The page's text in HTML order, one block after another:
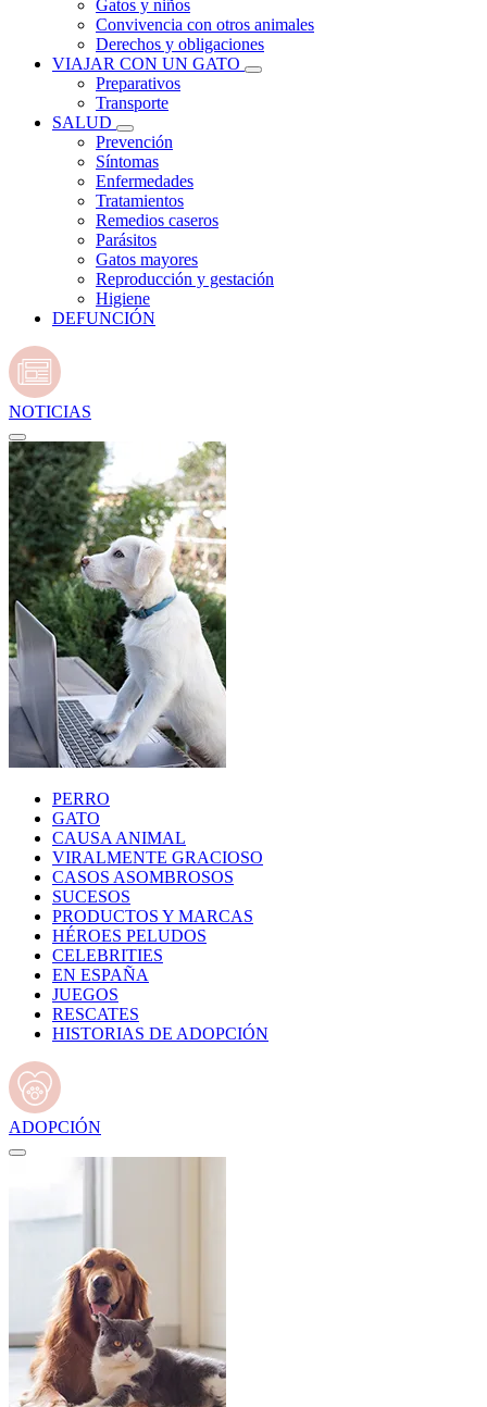
Gatos y niños
Convivencia con otros animales
Derechos y obligaciones
VIAJAR CON UN GATO
Preparativos
Transporte
SALUD
Prevención
Síntomas
Enfermedades
Tratamientos
Remedios caseros
Parásitos
Gatos mayores
Reproducción y gestación
Higiene
DEFUNCIÓN
NOTICIAS
PERRO
GATO
CAUSA ANIMAL
VIRALMENTE GRACIOSO
CASOS ASOMBROSOS
SUCESOS
PRODUCTOS Y MARCAS
HÉROES PELUDOS
CELEBRITIES
EN ESPAÑA
JUEGOS
RESCATES
HISTORIAS DE ADOPCIÓN
ADOPCIÓN